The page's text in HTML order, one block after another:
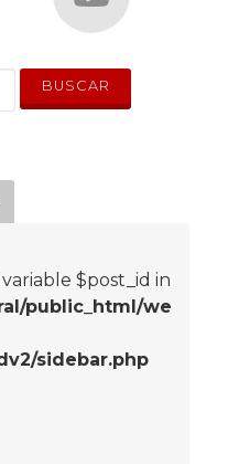
$post_id in
public_html/we
sidebar.php